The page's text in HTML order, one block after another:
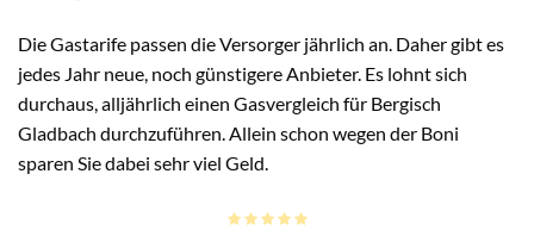
Die Gastarife passen die Versorger jährlich an. Daher gibt es
jedes Jahr neue, noch günstigere Anbieter. Es lohnt sich
durchaus, alljährlich einen Gasvergleich für Bergisch
Gladbach durchzuführen. Allein schon wegen der Boni
sparen Sie dabei sehr viel Geld.